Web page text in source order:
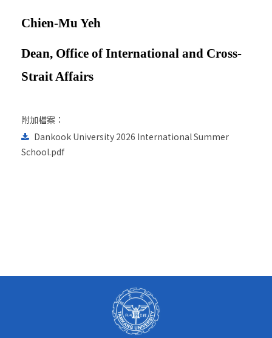
Chien-Mu Yeh
Dean, Office of International and Cross-
Strait Affairs
附加檔案：
Dankook University 2026 International Summer
School.pdf